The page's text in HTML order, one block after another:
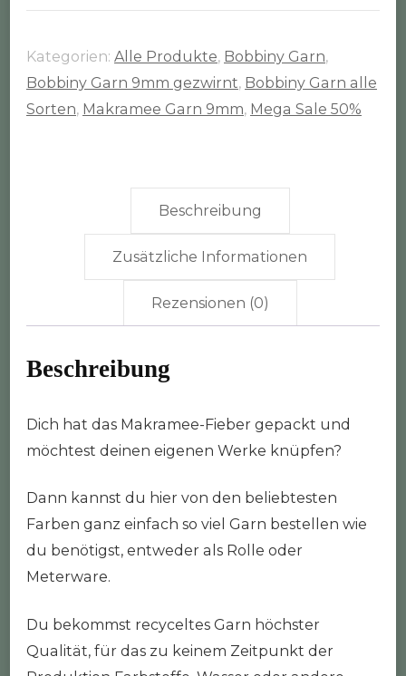
(9mm
gezwirnt)
Menge
Kategorien: Alle Produkte, Bobbiny Garn,
Bobbiny Garn 9mm gezwirnt, Bobbiny Garn alle
Sorten, Makramee Garn 9mm, Mega Sale 50%
Beschreibung
Zusätzliche Informationen
Rezensionen (0)
Beschreibung
Dich hat das Makramee-Fieber gepackt und
möchtest deinen eigenen Werke knüpfen?
Dann kannst du hier von den beliebtesten
Farben ganz einfach so viel Garn bestellen wie
du benötigst, entweder als Rolle oder
Meterware.
Du bekommst recyceltes Garn höchster
Qualität, für das zu keinem Zeitpunkt der